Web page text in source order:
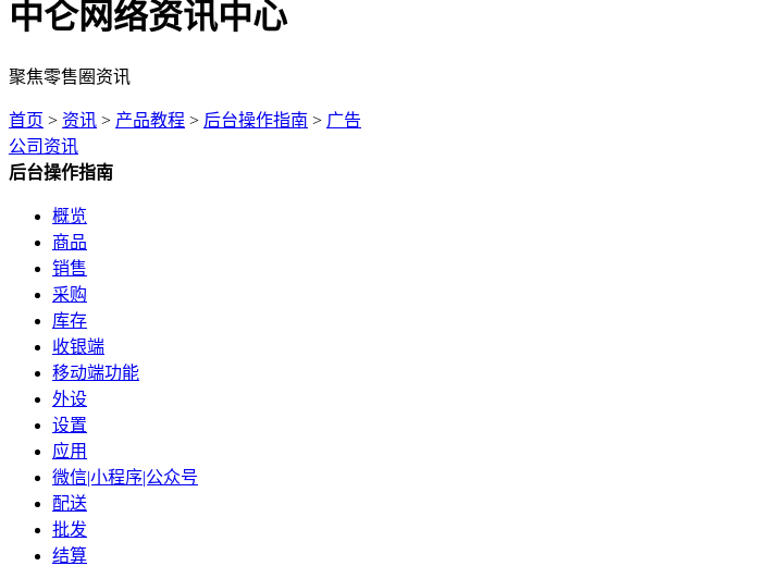
中仑网络资讯中心
聚焦零售圈资讯
首页 > 资讯 > 产品教程 > 后台操作指南 > 广告
公司资讯
后台操作指南
概览
商品
销售
采购
库存
收银端
移动端功能
外设
设置
应用
微信|小程序|公众号
配送
批发
结算